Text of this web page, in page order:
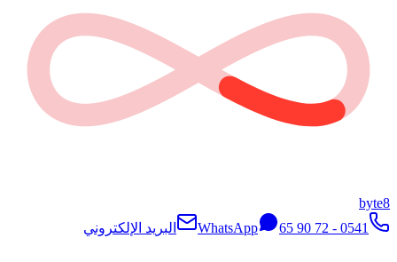
byte8
0541 - 72 90 65
WhatsApp البريد الإلكتروني